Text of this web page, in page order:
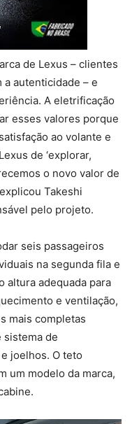
de Lexus – clientes
autenticidade – e
A eletrificação
esses valores porque
ao volante e
de ‘explorar,
o novo valor de
Takeshi
pelo projeto.
seis passageiros
na segunda fila e
altura adequada para
e ventilação,
mais completas
sistema de
joelhos. O teto
um modelo da marca,